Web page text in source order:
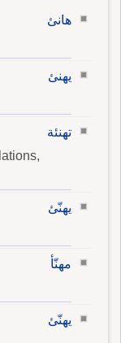
هانئ
يهنئ
تهنئة
يهنّئ
مهنّأ
يهنّئ